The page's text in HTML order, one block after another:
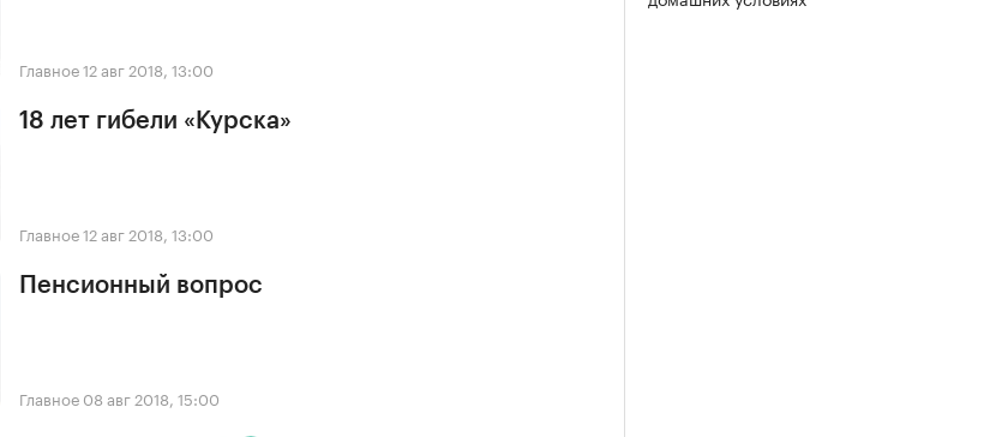
Главное12 авг 2018, 13:00
18 лет гибели «Курска»
Главное12 авг 2018, 13:00
Пенсионный вопрос
Главное 08 авг 2018, 15:00